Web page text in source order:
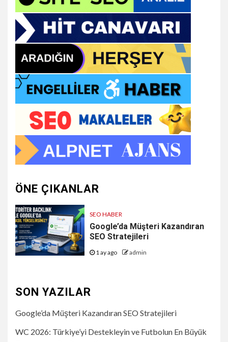
ÖNE ÇIKANLAR
SEO HABER
Google’da Müşteri Kazandıran
SEO Stratejileri
1 ay ago admin
SON YAZILAR
Google’da Müşteri Kazandıran SEO Stratejileri
WC 2026: Türkiye’yi Destekleyin ve Futbolun En Büyük